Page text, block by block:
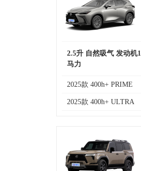
2.5升 自然吸气 发动机
马力
2025款 400h+ PRIME
2025款 400h+ ULTRA